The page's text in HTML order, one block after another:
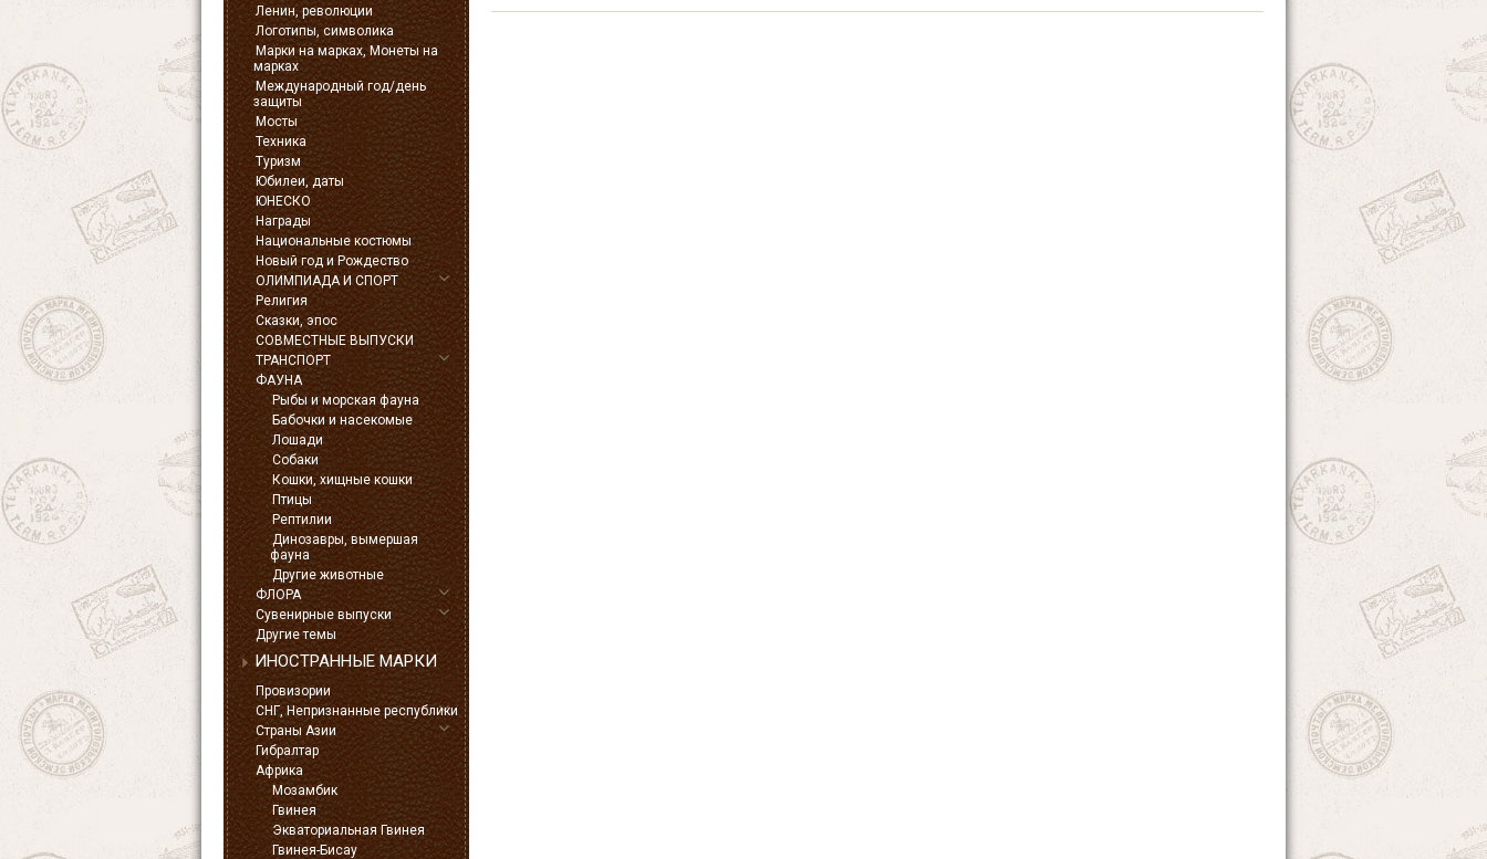
Ленин, революции
Логотипы, символика
Марки на марках, Монеты на
марках
Международный год/день
защиты
Мосты
Техника
Туризм
Юбилеи, даты
ЮНЕСКО
Награды
Национальные костюмы
Новый год и Рождество
ОЛИМПИАДА И СПОРТ
Религия
Сказки, эпос
СОВМЕСТНЫЕ ВЫПУСКИ
ТРАНСПОРТ
ФАУНА
Рыбы и морская фауна
Бабочки и насекомые
Лошади
Собаки
Кошки, хищные кошки
Птицы
Рептилии
Динозавры, вымершая
фауна
Другие животные
ФЛОРА
Сувенирные выпуски
Другие темы
ИНОСТРАННЫЕ МАРКИ
Провизории
СНГ, Непризнанные республики
Страны Азии
Гибралтар
Африка
Мозамбик
Гвинея
Экваториальная Гвинея
Гвинея-Бисау